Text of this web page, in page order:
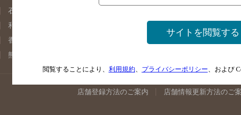
石川県のバー検索
和歌山県のバー検索
香川県のバー検索
熊本県のバー検索
店舗登録方法のご案内 店舗情報更新方法のご
サイトを閲覧する
閲覧することにより、 利用規約、 プライバシーポリシー、および